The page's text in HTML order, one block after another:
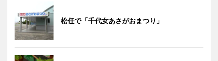
松任で「千代女あさがおまつり」